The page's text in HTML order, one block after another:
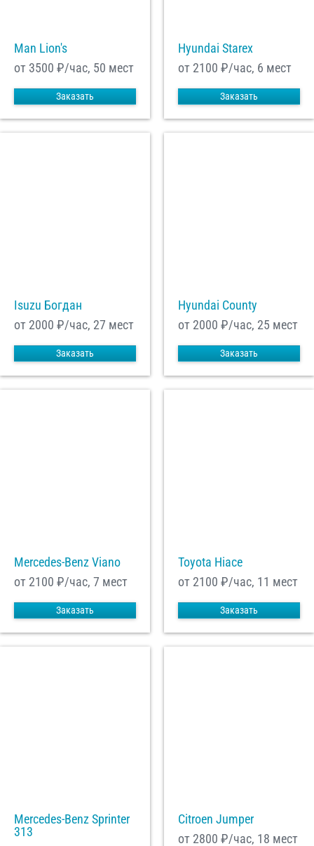
Man Lion's
от 3500 ₽/час, 50 мест
Заказать
Hyundai Starex
от 2100 ₽/час, 6 мест
Заказать
Isuzu Богдан
от 2000 ₽/час, 27 мест
Заказать
Hyundai County
от 2000 ₽/час, 25 мест
Заказать
Mercedes-Benz Viano
от 2100 ₽/час, 7 мест
Заказать
Toyota Hiace
от 2100 ₽/час, 11 мест
Заказать
Mercedes-Benz Sprinter
313
Citroen Jumper
от 2800 ₽/час, 18 мест